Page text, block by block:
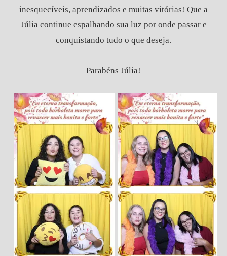
inesquecíveis, aprendizados e muitas vitórias! Que a
Júlia continue espalhando sua luz por onde passar e
conquistando tudo o que deseja.
Parabéns Júlia!